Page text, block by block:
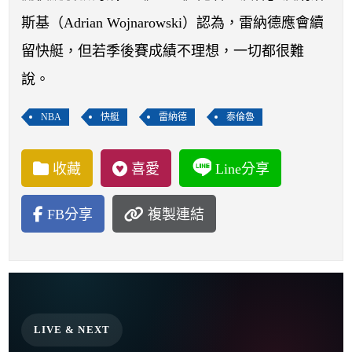
運彩教學專區
斯基（Adrian Wojnarowski）認為，雷納德應會續
留快艇，但若季後賽成績不理想，一切都很難
說。
NBA 快艇 雷納德 泰倫魯
收藏 喜愛 Line分享
FB分享 複製連結
LIVE & NEXT